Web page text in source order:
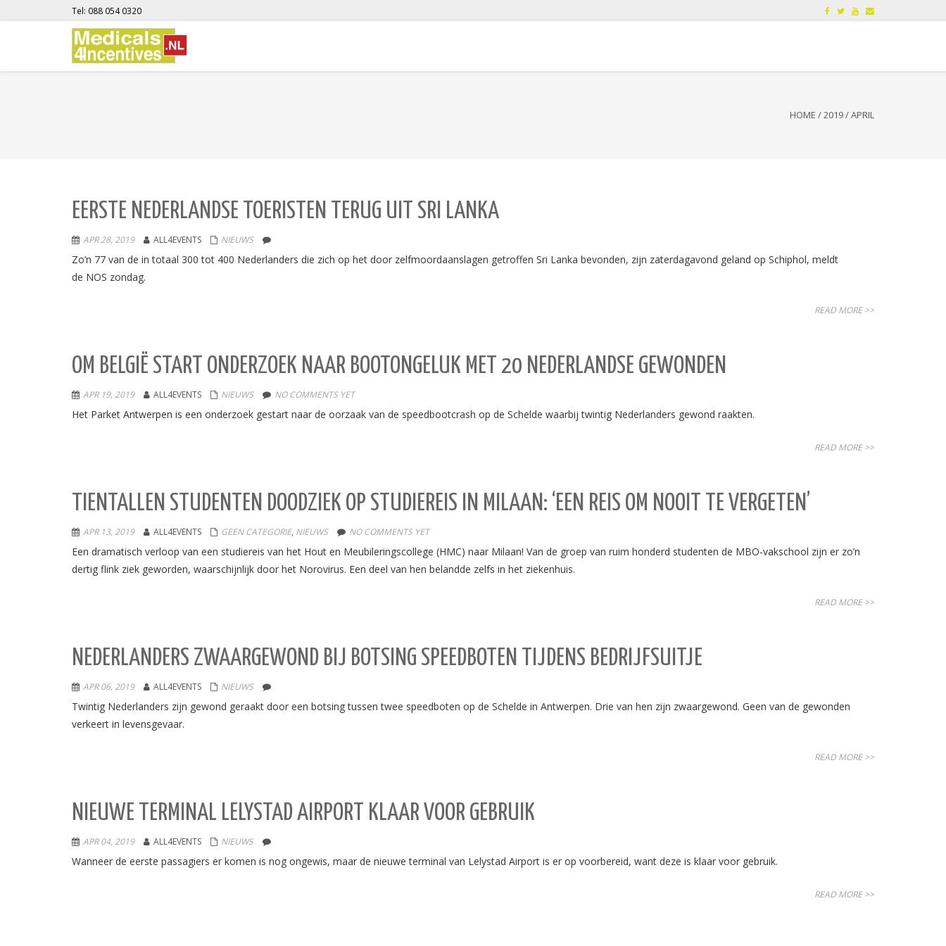
Tel: 088 054 0320
HOME /2019/APRIL
EERSTE NEDERLANDSE TOERISTEN TERUG UIT SRI LANKA
APR 28, 2019 ALL4EVENTS NIEUWS
Zo’n 77 van de in totaal 300 tot 400 Nederlanders die zich op het door zelfmoordaanslagen getroffen Sri Lanka bevonden, zijn zaterdagavond geland op Schiphol, meldt
de NOS zondag.
READ MORE >>
OM BELGIË START ONDERZOEK NAAR BOOTONGELUK MET 20 NEDERLANDSE GEWONDEN
APR 19, 2019 ALL4EVENTS NIEUWS NO COMMENTS YET
Het Parket Antwerpen is een onderzoek gestart naar de oorzaak van de speedbootcrash op de Schelde waarbij twintig Nederlanders gewond raakten.
READ MORE >>
TIENTALLEN STUDENTEN DOODZIEK OP STUDIEREIS IN MILAAN: ‘EEN REIS OM NOOIT TE VERGETEN’
APR 13, 2019 ALL4EVENTS GEEN CATEGORIE, NIEUWS NO COMMENTS YET
Een dramatisch verloop van een studiereis van het Hout en Meubileringscollege (HMC) naar Milaan! Van de groep van ruim honderd studenten de MBO-vakschool zijn er zo’n
dertig flink ziek geworden, waarschijnlijk door het Norovirus. Een deel van hen belandde zelfs in het ziekenhuis.
READ MORE >>
NEDERLANDERS ZWAARGEWOND BIJ BOTSING SPEEDBOTEN TIJDENS BEDRIJFSUITJE
APR 06, 2019 ALL4EVENTS NIEUWS
Twintig Nederlanders zijn gewond geraakt door een botsing tussen twee speedboten op de Schelde in Antwerpen. Drie van hen zijn zwaargewond. Geen van de gewonden
verkeert in levensgevaar.
READ MORE >>
NIEUWE TERMINAL LELYSTAD AIRPORT KLAAR VOOR GEBRUIK
APR 04, 2019 ALL4EVENTS NIEUWS
Wanneer de eerste passagiers er komen is nog ongewis, maar de nieuwe terminal van Lelystad Airport is er op voorbereid, want deze is klaar voor gebruik.
READ MORE >>